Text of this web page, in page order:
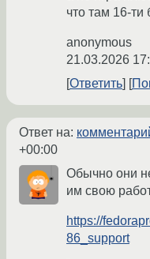
что там 16-ти
anonymous
21.03.2026
Ответить
Ответ на:
+00:00
Обычно они
им свою
https://
86_support